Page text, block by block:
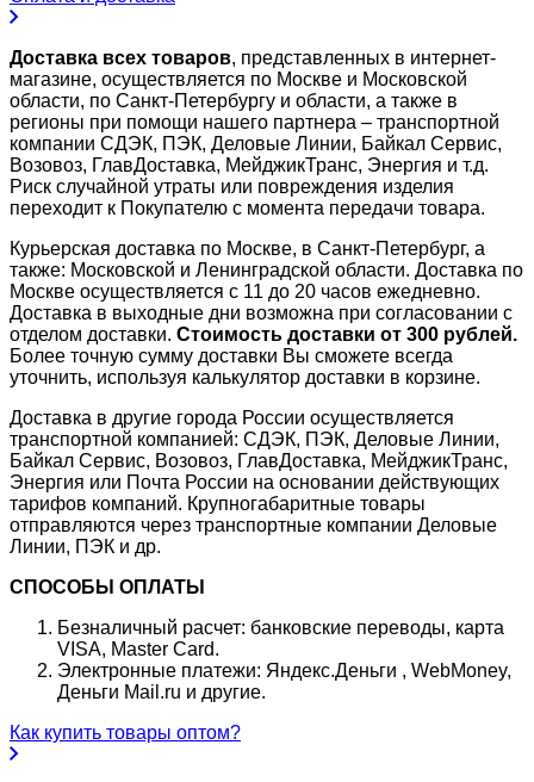
Доставка всех товаров, представленных в интернет-
магазине, осуществляется по Москве и Московской
области, по Санкт-Петербургу и области, а также в
регионы при помощи нашего партнера – транспортной
компании СДЭК, ПЭК, Деловые Линии, Байкал Сервис,
Возовоз, ГлавДоставка, МейджикТранс, Энергия и т.д.
Риск случайной утраты или повреждения изделия
переходит к Покупателю с момента передачи товара.
Курьерская доставка по Москве, в Санкт-Петербург, а
также: Московской и Ленинградской области. Доставка по
Москве осуществляется с 11 до 20 часов ежедневно.
Доставка в выходные дни возможна при согласовании с
отделом доставки. Стоимость доставки от 300 рублей.
Более точную сумму доставки Вы сможете всегда
уточнить, используя калькулятор доставки в корзине.
Доставка в другие города России осуществляется
транспортной компанией: СДЭК, ПЭК, Деловые Линии,
Байкал Сервис, Возовоз, ГлавДоставка, МейджикТранс,
Энергия или Почта России на основании действующих
тарифов компаний. Крупногабаритные товары
отправляются через транспортные компании Деловые
Линии, ПЭК и др.
СПОСОБЫ ОПЛАТЫ
Безналичный расчет: банковские переводы, карта
VISA, Master Card.
Электронные платежи: Яндекс.Деньги , WebMoney,
Деньги Mail.ru и другие.
Как купить товары оптом?